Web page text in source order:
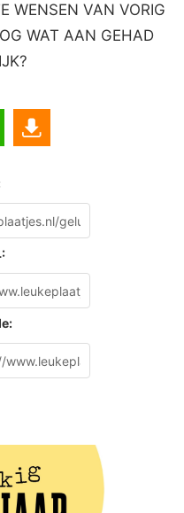
WENSEN VAN VORIG
WAT AAN GEHAD